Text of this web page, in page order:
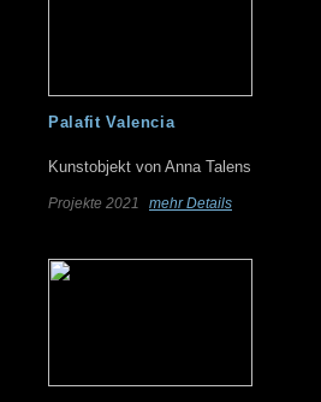
Palafit Valencia
Kunstobjekt von Anna Talens
Projekte 2021 mehr Details